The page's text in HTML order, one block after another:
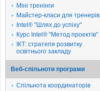
Міні тренінги
Майстер-класи для тренерів
Intel® "Шлях до успіху"
Курс Intel® "Метод проектів"
ІКТ: стратегія розвитку
освітнього закладу
Веб-спільноти програми
Спільнота координаторів